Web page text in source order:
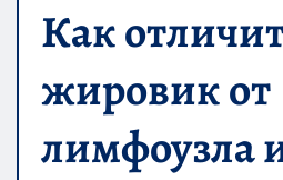
Как
жировик от
лимфоузла